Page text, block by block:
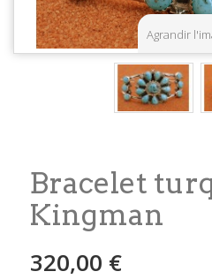
Agrandir
Bracelet
Kingman
320,00 €